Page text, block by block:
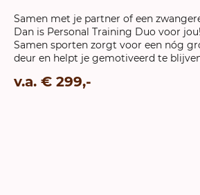
Samen met je partner of een
Dan is Personal Training Duo voor jou!
Samen sporten zorgt voor een nóg
deur en helpt je gemotiveerd te
v.a. € 299,-